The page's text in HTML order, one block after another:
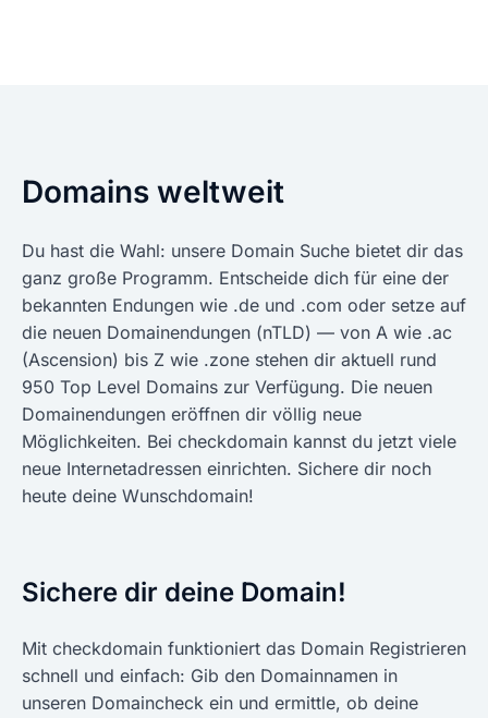
Domains weltweit
Du hast die Wahl: unsere Domain Suche bietet dir das
ganz große Programm. Entscheide dich für eine der
bekannten Endungen wie .de und .com oder setze auf
die neuen Domainendungen (nTLD) — von A wie .ac
(Ascension) bis Z wie .zone stehen dir aktuell rund
950 Top Level Domains zur Verfügung. Die neuen
Domainendungen eröffnen dir völlig neue
Möglichkeiten. Bei checkdomain kannst du jetzt viele
neue Internetadressen einrichten. Sichere dir noch
heute deine Wunschdomain!
Sichere dir deine Domain!
Mit checkdomain funktioniert das Domain Registrieren
schnell und einfach: Gib den Domainnamen in
unseren Domaincheck ein und ermittle, ob deine